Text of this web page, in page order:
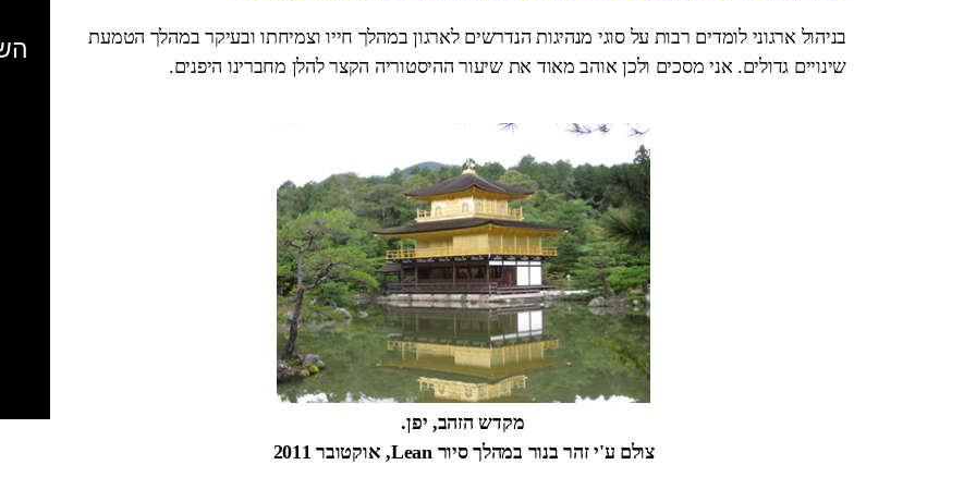
בניהול ארגוני לומדים רבות על סוגי מנהיגות הנדרשים לארגון במהלך חייו וצמיחתו ובעיקר במהלך הטמעת
שינויים גדולים. אני מסכים ולכן אוהב מאוד את שיעור ההיסטוריה הקצר להלן מחברינו היפנים.
מקדש הזהב, יפן.
צולם ע'י זהר בנור במהלך סיור Lean, אוקטובר 2011